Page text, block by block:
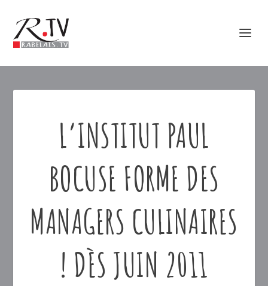
L’INSTITUT PAUL
BOCUSE FORME DES
MANAGERS CULINAIRES
! DÈS JUIN 2011